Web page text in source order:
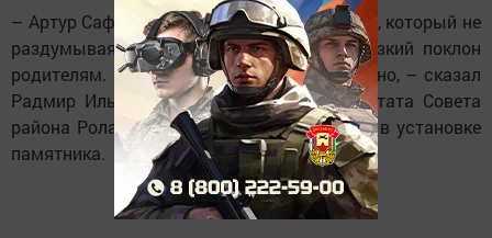
– Артур Сафин – герой, настоящий патриот, который не
раздумывая встал на защиту страны. Низкий поклон
родителям. Пусть память о нём живёт вечно, – сказал
Радмир Ильдарович и поблагодарил депутата Совета
района Ролана Шамсутдинова за помощь в установке
памятника.